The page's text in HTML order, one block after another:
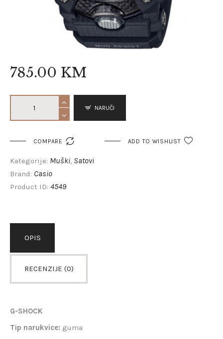
785.00 KM
NARUČI
COMPARE  ADD TO WISHLIST
Kategorije: Muški Satovi
Brand: Casio
Product ID: 4549
OPIS
RECENZIJE (0)
G-SHOCK
Tip narukvice: guma